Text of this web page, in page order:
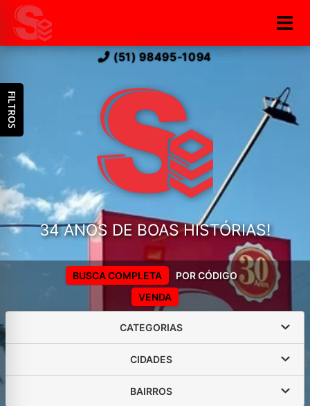
(51) 98495-1094
34 ANOS DE BOAS HISTÓRIAS!
VENDA
BUSCA COMPLETA POR CÓDIGO
CATEGORIAS
CIDADES
BAIRROS
FILTROS